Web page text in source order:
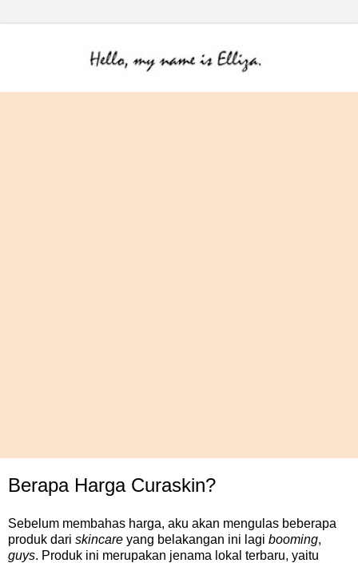
Berapa Harga Curaskin?
Sebelum membahas harga, aku akan mengulas beberapa
produk dari skincare yang belakangan ini lagi booming,
guys. Produk ini merupakan jenama lokal terbaru, yaitu